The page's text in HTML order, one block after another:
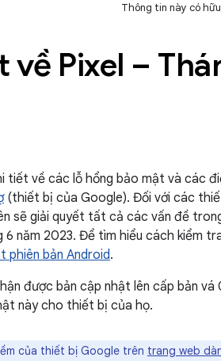
Thông tin này có
về Pixel –
tiết về các lỗ hổng bảo mật và các
(thiết bị của Google). Đối với các
sẽ giải quyết tất cả các vấn đề
năm 2023. Để tìm hiểu cách kiểm
phiên bản Android.
được bản cập nhật lên cấp bản
này cho thiết bị của họ.
của thiết bị Google trên trang web